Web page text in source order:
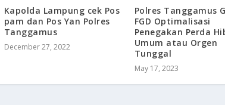
Kapolda Lampung cek Pos
pam dan Pos Yan Polres
Tanggamus
December 27, 2022
Polres Tanggamus
FGD Optimalisasi
Penegakan Perda
Umum atau Orgen
Tunggal
May 17, 2023